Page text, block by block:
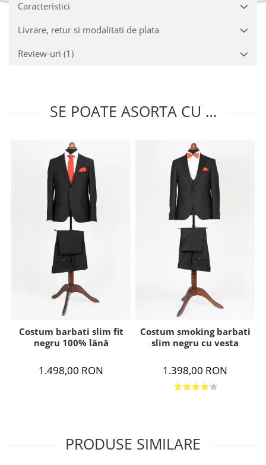
Caracteristici
Livrare, retur si modalitati de plata
Review-uri (1)
SE POATE ASORTA CU …
Costum barbati slim fit
negru 100% lână
1.498,00 RON
Costum smoking barbati
slim negru cu vesta
1.398,00 RON
PRODUSE SIMILARE